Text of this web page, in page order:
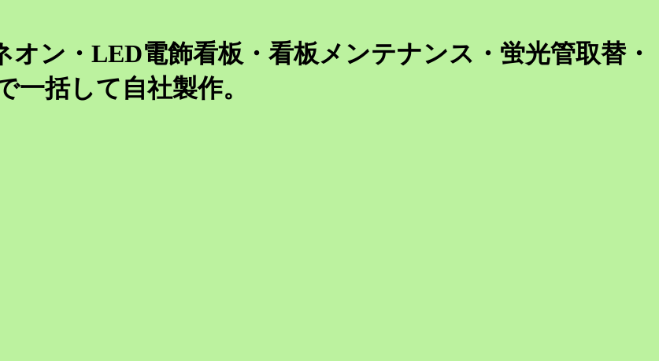
ン・LED電飾看板・看板メンテナンス・蛍光管取替・
括して自社製作。